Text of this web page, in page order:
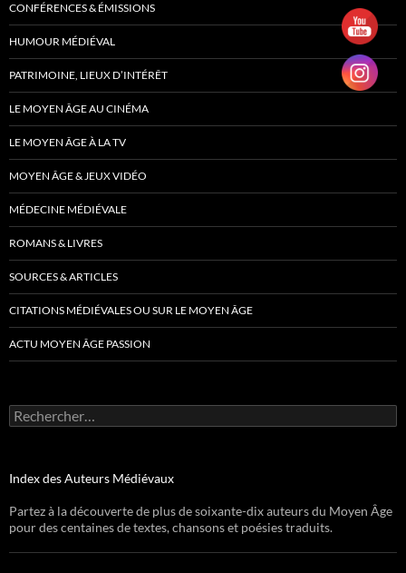
CONFÉRENCES & ÉMISSIONS
HUMOUR MÉDIÉVAL
PATRIMOINE, LIEUX D’INTÉRÊT
LE MOYEN ÂGE AU CINÉMA
LE MOYEN ÂGE À LA TV
MOYEN ÂGE & JEUX VIDÉO
MÉDECINE MÉDIÉVALE
ROMANS & LIVRES
SOURCES & ARTICLES
CITATIONS MÉDIÉVALES OU SUR LE MOYEN ÂGE
ACTU MOYEN ÂGE PASSION
Rechercher :
Index des Auteurs Médiévaux
Partez à la découverte de plus de soixante-dix auteurs du Moyen Âge
pour des centaines de textes, chansons et poésies traduits.